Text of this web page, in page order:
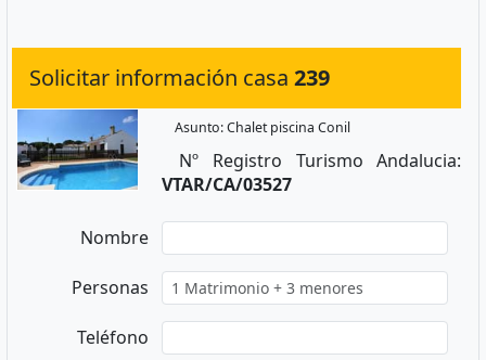
Solicitar información casa 239
Asunto: Chalet piscina Conil
Nº Registro Turismo Andalucia:
VTAR/CA/03527
Nombre
Personas
Teléfono